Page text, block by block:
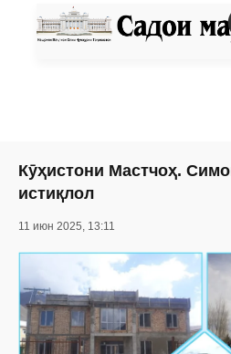
Кӯҳистони Мастчоҳ.
истиқлол
11 июн 2025, 13:11